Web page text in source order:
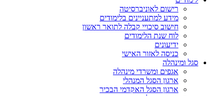
רישום לאוניברסיטה
מידע למתעניינים בלימודים
חישוב סיכויי קבלה לתואר ראשון
לוח שנת הלימודים
ידיעונים
כניסה לאזור האישי
סגל ומינהלה
אגפים ומשרדי מינהלה
ארגון הסגל המנהלי
ארגון הסגל האקדמי הבכיר